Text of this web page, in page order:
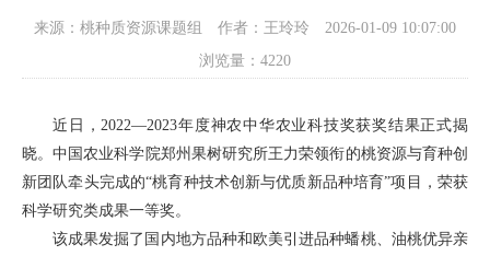
来源：桃种质资源课题组 作者：王玲玲
2026-01-09 10:07:00
浏览量： 4220
近日，2022—2023年度神农中华农业科技奖获奖结果正式揭
晓。中国农业科学院郑州果树研究所王力荣领衔的桃资源与育种创
新团队牵头完成的“桃育种技术创新与优质新品种培育”项目，荣获
科学研究类成果一等奖。
该成果发掘了国内地方品种和欧美引进品种蟠桃、油桃优异亲